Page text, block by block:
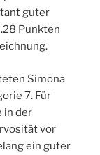
guter
Punkten
Simona
7. Für
in der
vor
ein guter